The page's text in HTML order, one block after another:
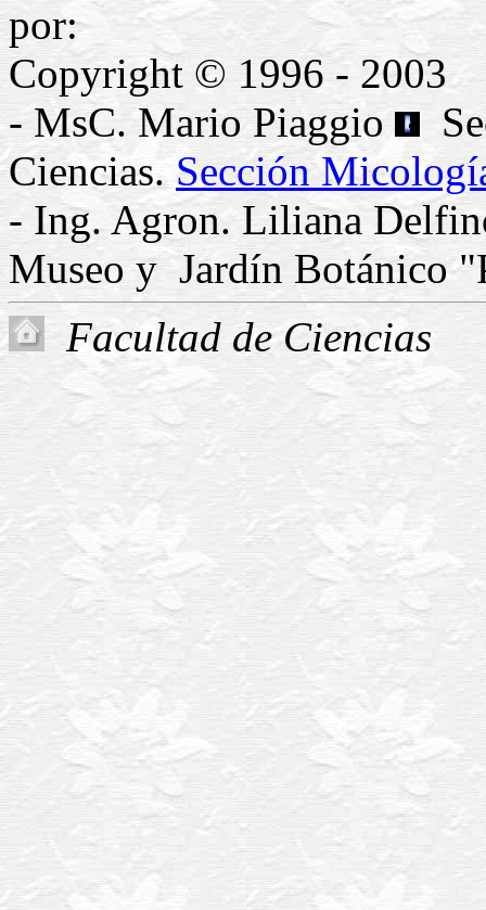
Copyright © 1996 - 2003
- MsC. Mario Piaggio
Ciencias. Sección
- Ing. Agron. Liliana
Museo y Jardín Botánico
Facultad de Ciencias